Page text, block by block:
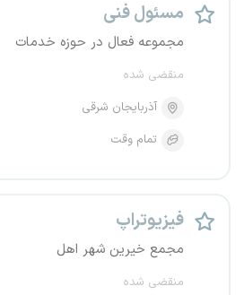
مسئول فنی
مجموعه فعال در حوزه خدمات
منقضی شده
آذربایجان شرقی
تمام وقت
فیزیوتراپ
مجمع خیرین شهر اهل
منقضی شده